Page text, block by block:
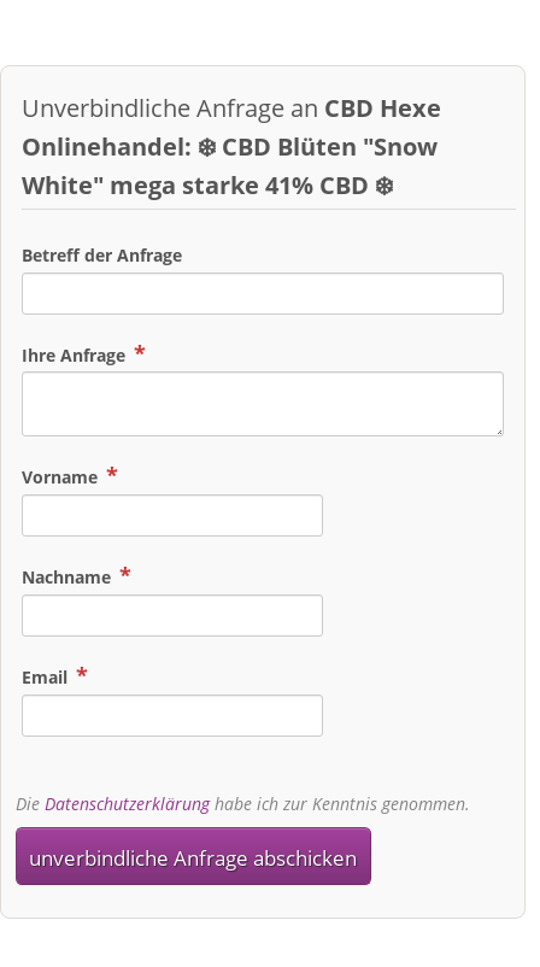
Unverbindliche Anfrage an CBD Hexe
Onlinehandel: ❄️ CBD Blüten "Snow
White" mega starke 41% CBD ❄️
Betreff der Anfrage
Ihre Anfrage
Vorname
Nachname
Email
Die Datenschutzerklärunghabe ich zur Kenntnis genommen.
unverbindliche Anfrage abschicken